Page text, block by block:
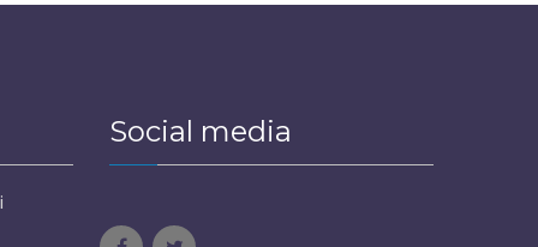
Social media